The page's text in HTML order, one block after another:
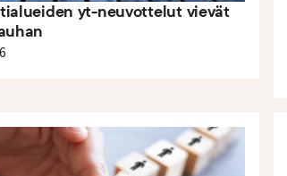
yt-neuvottelut vievät